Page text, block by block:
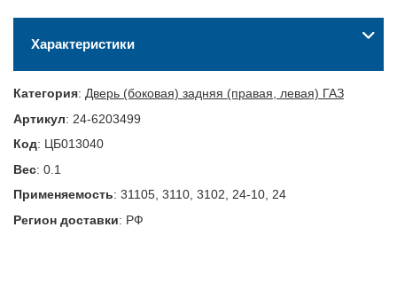
Характеристики
Категория: Дверь (боковая) задняя (правая, левая) ГАЗ
Артикул: 24-6203499
Код: ЦБ013040
Вес: 0.1
Применяемость: 31105, 3110, 3102, 24-10, 24
Регион доставки: РФ